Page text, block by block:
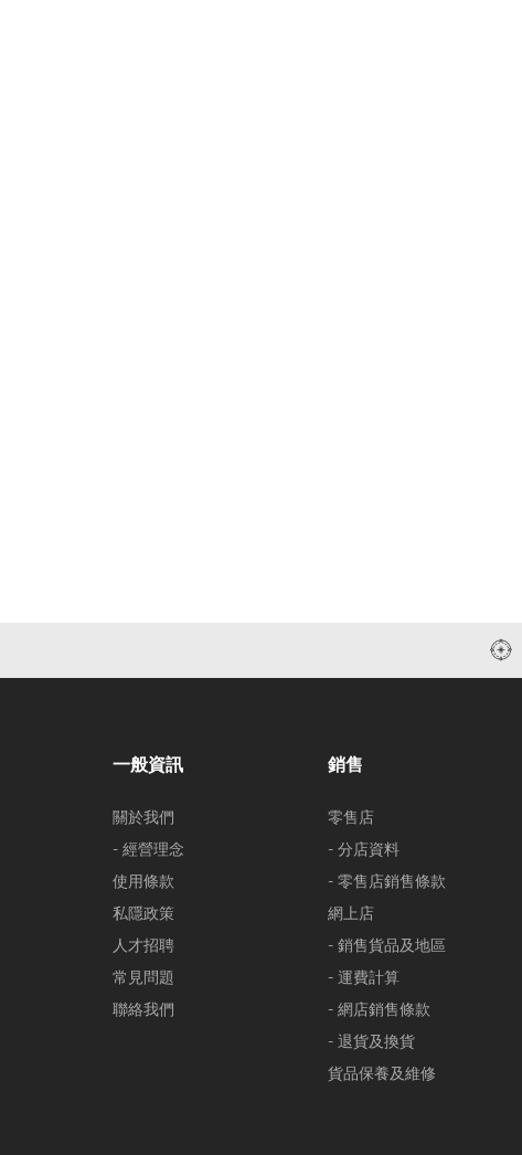
一般資訊
關於我們
- 經營理念
使用條款
私隱政策
人才招聘
常見問題
聯絡我們
銷售
零售店
- 分店資料
- 零售店銷售條款
網上店
- 銷售貨品及地區
- 運費計算
- 網店銷售條款
- 退貨及換貨
貨品保養及維修